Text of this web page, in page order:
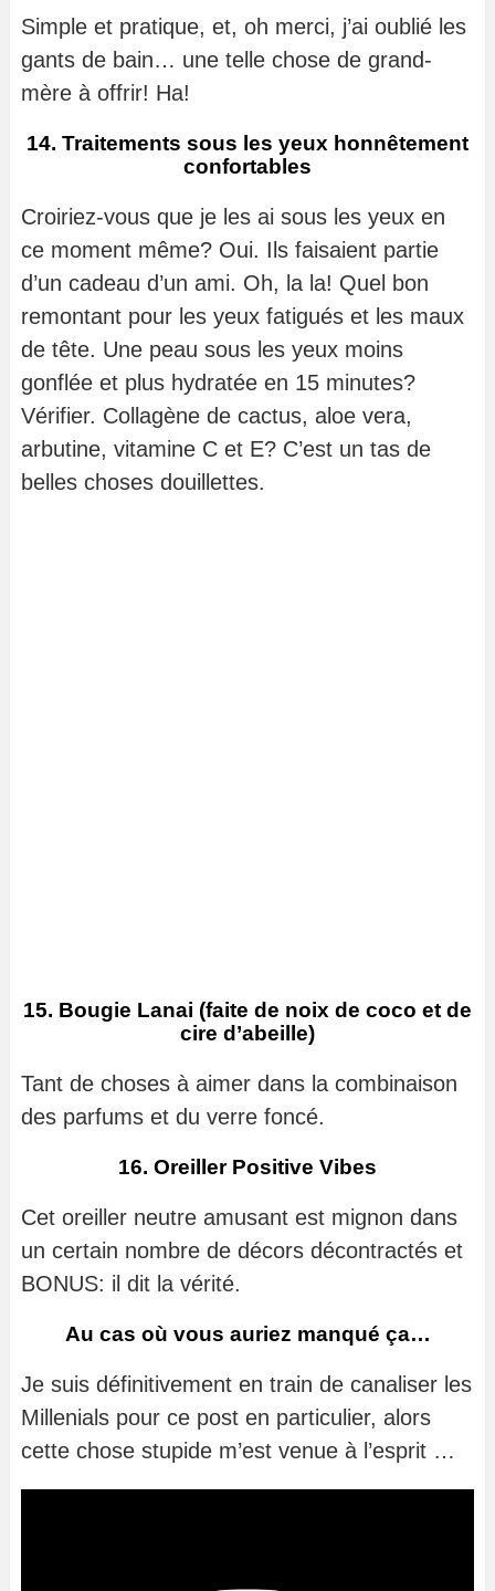
Simple et pratique, et, oh merci, j’ai oublié les
gants de bain… une telle chose de grand-
mère à offrir! Ha!
14. Traitements sous les yeux honnêtement
confortables
Croiriez-vous que je les ai sous les yeux en
ce moment même? Oui. Ils faisaient partie
d’un cadeau d’un ami. Oh, la la! Quel bon
remontant pour les yeux fatigués et les maux
de tête. Une peau sous les yeux moins
gonflée et plus hydratée en 15 minutes?
Vérifier. Collagène de cactus, aloe vera,
arbutine, vitamine C et E? C’est un tas de
belles choses douillettes.
15. Bougie Lanai (faite de noix de coco et de
cire d’abeille)
Tant de choses à aimer dans la combinaison
des parfums et du verre foncé.
16. Oreiller Positive Vibes
Cet oreiller neutre amusant est mignon dans
un certain nombre de décors décontractés et
BONUS: il dit la vérité.
Au cas où vous auriez manqué ça…
Je suis définitivement en train de canaliser les
Millenials pour ce post en particulier, alors
cette chose stupide m’est venue à l’esprit …